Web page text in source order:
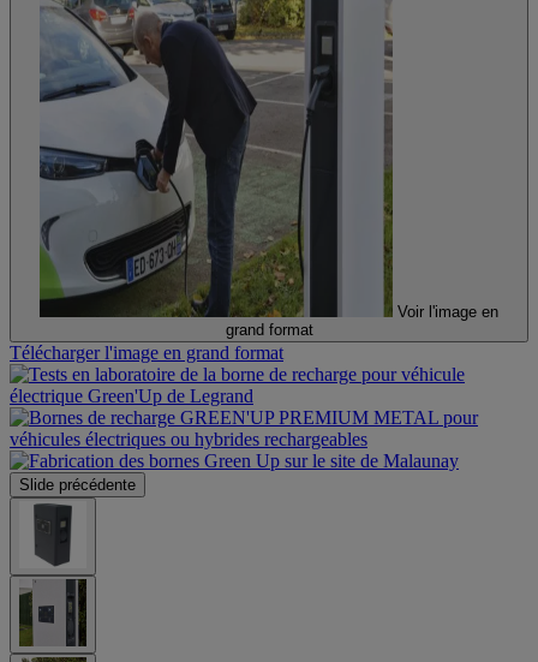
Voir l'image en
grand format
Télécharger l'image en grand format
Slide précédente